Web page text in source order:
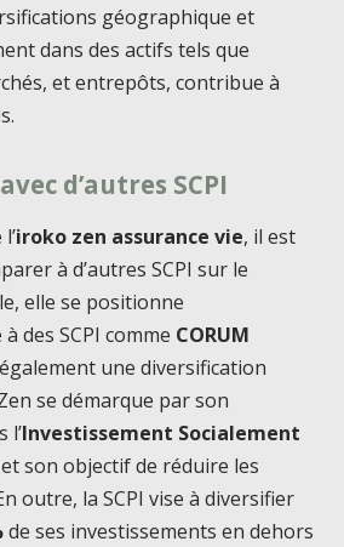
géographique et
dans des actifs tels que
et entrepôts, contribue à
d’autres SCPI
iroko zen assurance vie, il est
à d’autres SCPI sur le
elle se positionne
des SCPI comme CORUM
une diversification
se démarque par son
l’Investissement Socialement
et son objectif de réduire les
outre, la SCPI vise à diversifier
de ses investissements en dehors